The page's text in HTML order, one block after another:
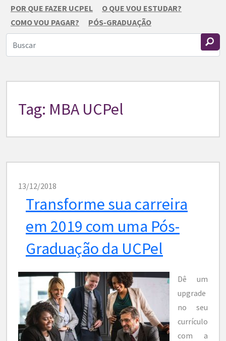
POR QUE FAZER UCPEL
O QUE VOU ESTUDAR?
COMO VOU PAGAR?
PÓS-GRADUAÇÃO
Tag: MBA UCPel
13/12/2018
Transforme sua carreira
em 2019 com uma Pós-
Graduação da UCPel
Dê um
upgrade
no seu
currículo
com a